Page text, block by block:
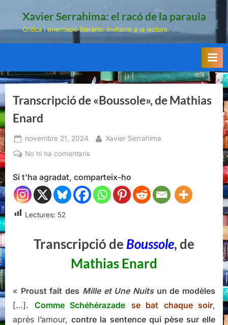
Xavier Serrahima: el racó de la paraula
Crítica i orientació literària: invitació a la lectura.
Transcripció de «Boussole», de Mathias
Enard
Posted
on
novembre 21, 2024 By
Xavier Serrahima
No hi ha comentarisa
de
«Boussole»,
de
Si t'ha agradat, comparteix-ho
Lectures: 52
Transcripció de Boussole, de
Mathias Enard
« Proust fait des Mille et Une Nuitsun de modèles
[…]. Comme Schéhérazade se bat chaque soir,
après l’amour,contre la sentence qui pèse sur elle